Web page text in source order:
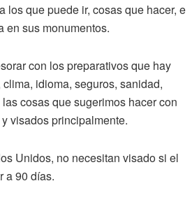
los que puede ir, cosas que hacer, e
en sus monumentos.
con los preparativos que hay
idioma, seguros, sanidad,
cosas que sugerimos hacer con
visados principalmente.
Unidos, no necesitan visado si el
a 90 días.